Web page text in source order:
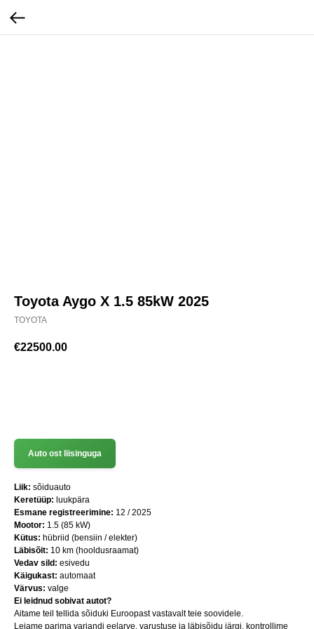
Toyota Aygo X 1.5 85kW 2025
TOYOTA
€22500.00
Auto ost liisinguga
Liik: sõiduauto
Keretüüp: luukpära
Esmane registreerimine: 12 / 2025
Mootor: 1.5 (85 kW)
Kütus: hübriid (bensiin / elekter)
Läbisõit: 10 km (hooldusraamat)
Vedav sild: esivedu
Käigukast: automaat
Värvus: valge
Ei leidnud sobivat autot?
Aitame teil tellida sõiduki Euroopast vastavalt teie soovidele.
Leiame parima variandi eelarve, varustuse ja läbisõidu järgi, kontrollime